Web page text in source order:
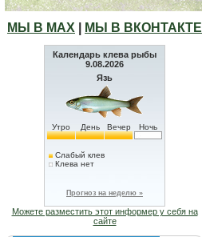
МЫ В МАХ МЫ В ВКОНТАКТЕ
Календарь клева рыбы
9.08.2026
Язь
Утро День Вечер Ночь
Слабый клев
Клева нет
Прогноз на неделю »
Можете разместить этот информер у себя на
сайте